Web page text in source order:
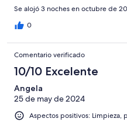
Se alojó 3 noches en octubre de
0
Comentario verificado
10/10 Excelente
Angela
25 de may de 2024
Aspectos positivos: Limpieza,